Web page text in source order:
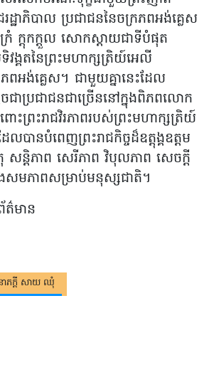
រដ្ឋាភិបាល ប្រជាជននៃចក្រភពអង់គ្លេស
រំ ក្តុកក្តួល សោកស្តាយជាទីបំផុត
ង្គតនៃព្រះមហាក្សត្រិយ៍អេលី
ពអង់គ្លេស។ ជាមួយគ្នានេះដែល
ជាប្រជាជនជាច្រើននៅក្នុងពិភពលោក
ពោះព្រះរាជវិរភាពរបស់ព្រះមហាក្សត្រិយ៍
បានបំពេញព្រះរាជកិច្ចដ៏ឧត្តុង្គឧត្តម
ន្តិភាព សេរីភាព វិបុលភាព សេចក្តី
សមភាពសម្រាប់មនុស្សជាតិ។
ត៌មាន
ាភក្តី សាយ ឈុំ